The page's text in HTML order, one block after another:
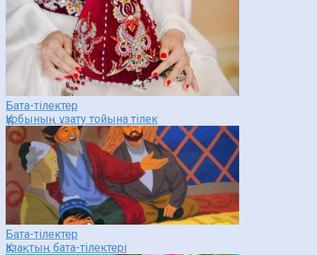
Бата-тілектер
Құрбының ұзату тойына тілек
Бата-тілектер
Қазақтың бата-тілектері